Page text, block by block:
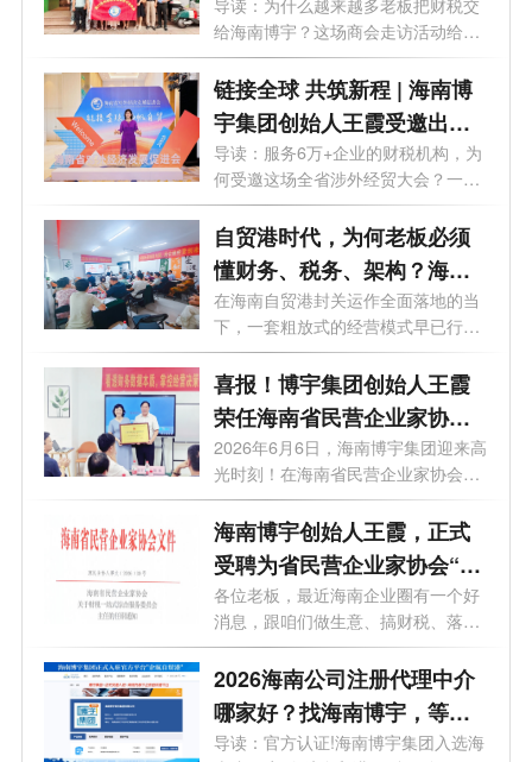
能企业老板财务思维升级
导读：为什么越来越多老板把财税交
给海南博宇？这场商会走访活动给出
了答...
链接全球 共筑新程 | 海南博
宇集团创始人王霞受邀出席
海南省对外经济发展促进会
换届盛典
导读：服务6万+企业的财税机构，为
何受邀这场全省涉外经贸大会？一篇
文章...
自贸港时代，为何老板必须
懂财务、税务、架构？海南
博宇集团这场沙龙给出答案
在海南自贸港封关运作全面落地的当
下，一套粗放式的经营模式早已行不
通。...
喜报！博宇集团创始人王霞
荣任海南省民营企业家协会
副会长、财税一站式综合服
务委员会主任
2026年6月6日，海南博宇集团迎来高
光时刻！在海南省民营企业家协会举
行的授...
海南博宇创始人王霞，正式
受聘为省民营企业家协会“财
税一站式服务委员会”主任
各位老板，最近海南企业圈有一个好
消息，跟咱们做生意、搞财税、落地
自贸...
2026海南公司注册代理中介
哪家好？找海南博宇，等于
上了"官方保险"
导读：官方认证!海南博宇集团入选海